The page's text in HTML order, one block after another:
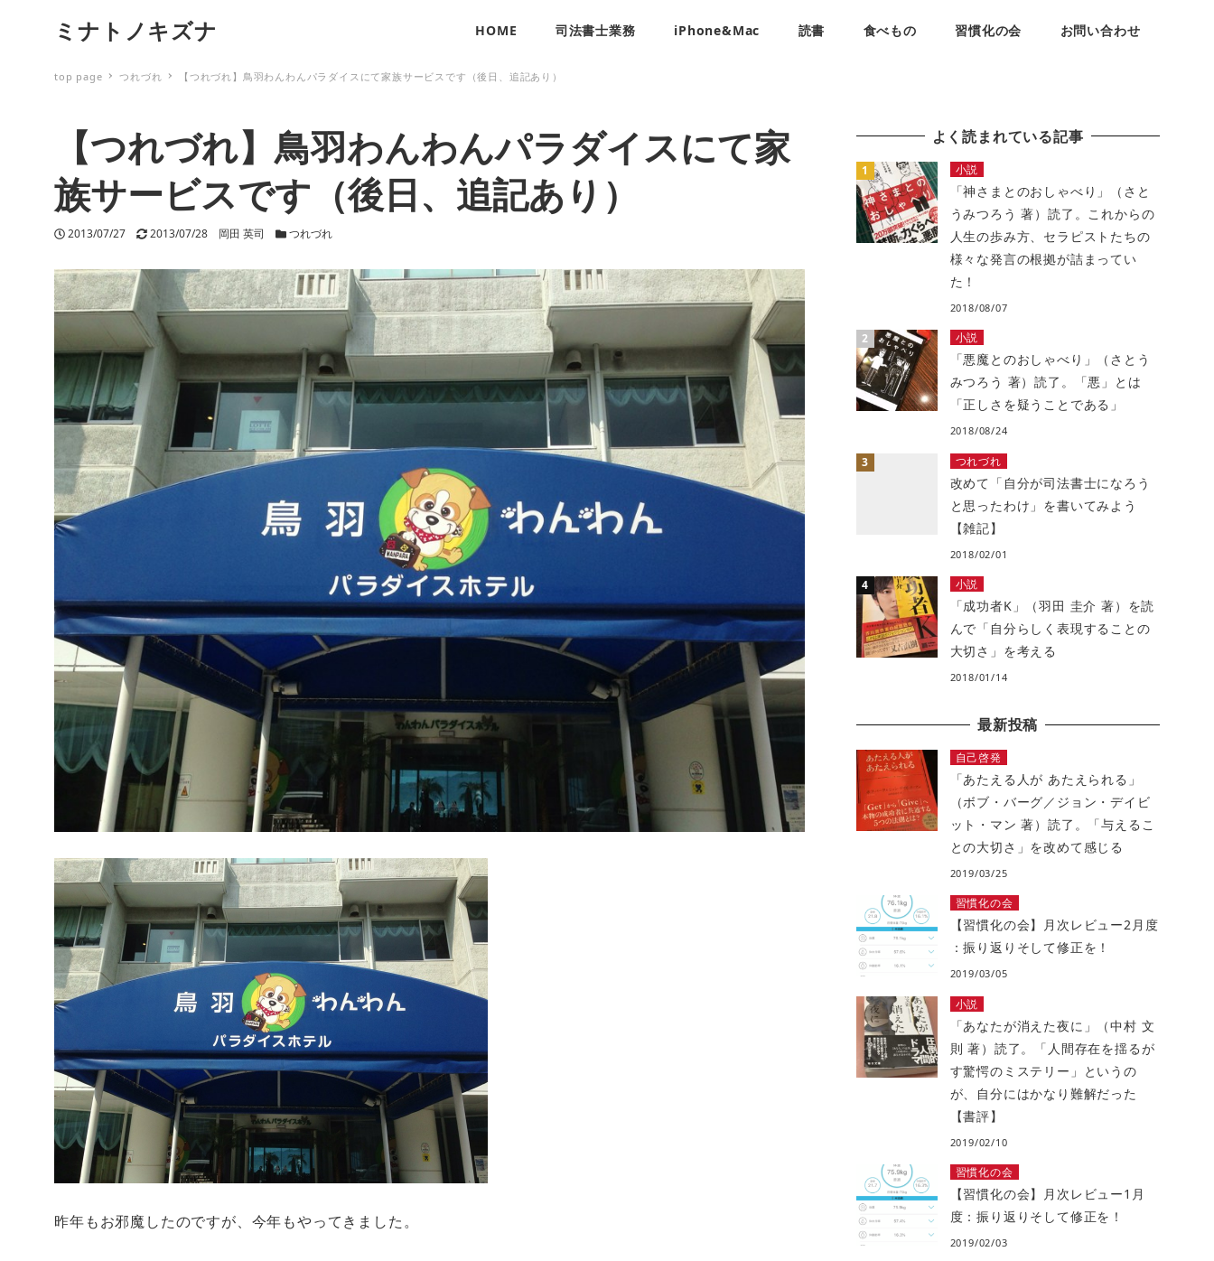
ミナトノキズナ HOME 司法書士業務 iPhone&Mac 読書 食べもの 習慣化の会 お問い合わせ
top page つれづれ 【つれづれ】鳥羽わんわんパラダイスにて家族サービスです（後日、追記あり）
【つれづれ】鳥羽わんわんパラダイスにて家
族サービスです（後日、追記あり）
投稿日
2013/07/27 更新日
2013/07/28 著者
岡田 英司 カテゴリー
つれづれ
昨年もお邪魔したのですが、今年もやってきました。
よく読まれている記事
小説
「神さまとのおしゃべり」（さと
うみつろう 著）読了。これからの
人生の歩み方、セラピストたちの
様々な発言の根拠が詰まってい
た！
2018/08/07
小説
「悪魔とのおしゃべり」（さとう
みつろう 著）読了。「悪」とは
「正しさを疑うことである」
2018/08/24
つれづれ
改めて「自分が司法書士になろう
と思ったわけ」を書いてみよう
【雑記】
2018/02/01
小説
「成功者K」（羽田 圭介 著）を読
んで「自分らしく表現することの
大切さ」を考える
2018/01/14
最新投稿
自己啓発
「あたえる人が あたえられる」
（ボブ・バーグ／ジョン・デイビ
ット・マン 著）読了。「与えるこ
との大切さ」を改めて感じる
2019/03/25
習慣化の会
【習慣化の会】月次レビュー2月度
：振り返りそして修正を！
2019/03/05
小説
「あなたが消えた夜に」（中村 文
則 著）読了。「人間存在を揺るが
す驚愕のミステリー」というの
が、自分にはかなり難解だった
【書評】
2019/02/10
習慣化の会
【習慣化の会】月次レビュー1月
度：振り返りそして修正を！
2019/02/03